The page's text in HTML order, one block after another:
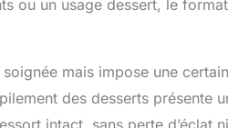
ou un usage dessert, le
mais impose une
des desserts présente